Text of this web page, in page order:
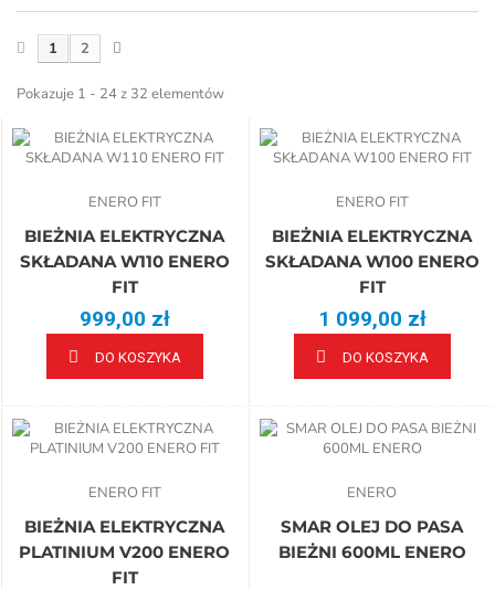
1 2
Pokazuje 1 - 24 z 32 elementów
ENERO FIT
BIEŻNIA ELEKTRYCZNA
SKŁADANA W110 ENERO
FIT
999,00 zł
DO KOSZYKA
ENERO FIT
BIEŻNIA ELEKTRYCZNA
SKŁADANA W100 ENERO
FIT
1 099,00 zł
DO KOSZYKA
ENERO FIT
BIEŻNIA ELEKTRYCZNA
PLATINIUM V200 ENERO
FIT
ENERO
SMAR OLEJ DO PASA
BIEŻNI 600ML ENERO